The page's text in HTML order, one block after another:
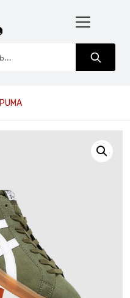
PUMA